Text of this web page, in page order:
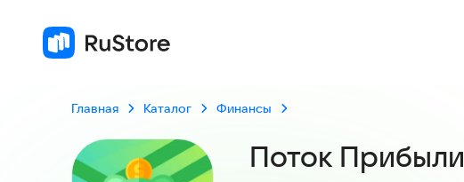
Главная Каталог Финансы
Поток Прибыли